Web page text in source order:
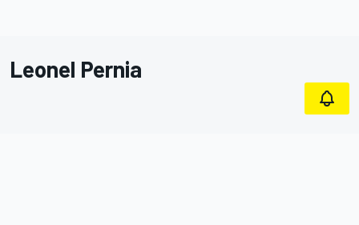
Leonel Pernia